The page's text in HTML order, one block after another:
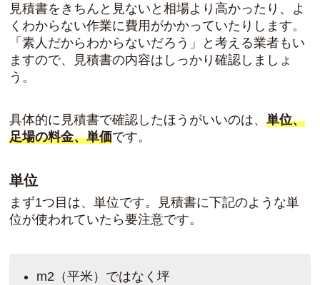
見積書をきちんと見ないと相場より高かったり、よ
くわからない作業に費用がかかっていたりします。
「素人だからわからないだろう」と考える業者もい
ますので、見積書の内容はしっかり確認しましょ
う。
具体的に見積書で確認したほうがいいのは、単位、
足場の料金、単価です。
単位
まず1つ目は、単位です。見積書に下記のような単
位が使われていたら要注意です。
m2（平米）ではなく坪